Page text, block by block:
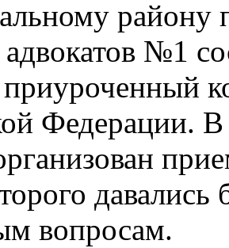
району
№1
Федерации. В
вопросам.